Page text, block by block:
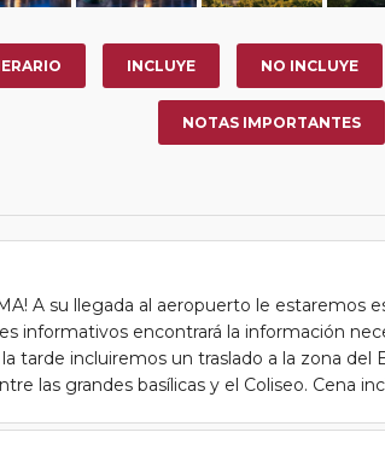
INCLUYE NO INCLUYE
NOTAS IMPORTANTES
A su llegada al aeropuerto le estaremos
informativos encontrará la información
tarde incluiremos un traslado a la zona del
las grandes basílicas y el Coliseo. Cena